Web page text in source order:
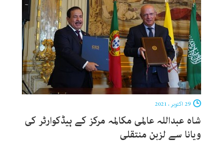
شاہ عبداللہ عالمی مکالمہ مرکز کے ہیڈکوارٹر کی
ویانا سے لزبن منتقلی